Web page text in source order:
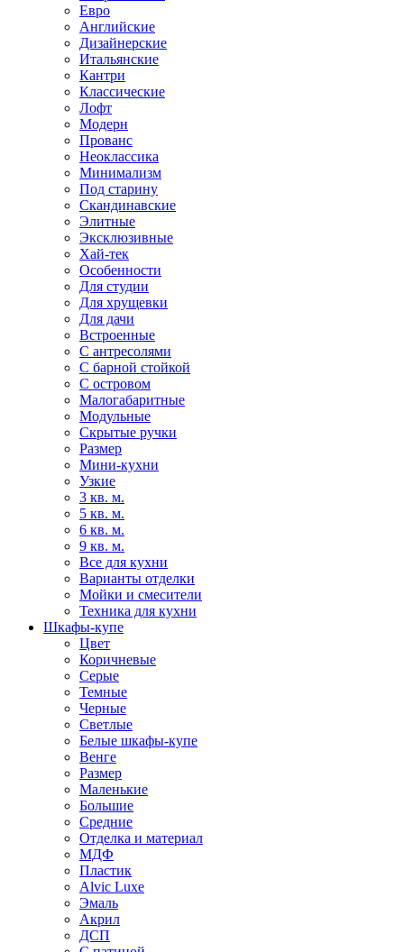
Евро
Английские
Дизайнерские
Итальянские
Кантри
Классические
Лофт
Модерн
Прованс
Неоклассика
Минимализм
Под старину
Скандинавские
Элитные
Эксклюзивные
Хай-тек
Особенности
Для студии
Для хрущевки
Для дачи
Встроенные
С антресолями
С барной стойкой
С островом
Малогабаритные
Модульные
Скрытые ручки
Размер
Мини-кухни
Узкие
3 кв. м.
5 кв. м.
6 кв. м.
9 кв. м.
Все для кухни
Варианты отделки
Мойки и смесители
Техника для кухни
Шкафы-купе
Цвет
Коричневые
Серые
Темные
Черные
Светлые
Белые шкафы-купе
Венге
Размер
Маленькие
Большие
Средние
Отделка и материал
МДФ
Пластик
Alvic Luxe
Эмаль
Акрил
ДСП